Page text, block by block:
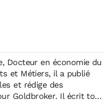
Docteur en économie du
et Métiers, il a publié
et rédige des
Goldbroker. Il écrit tous